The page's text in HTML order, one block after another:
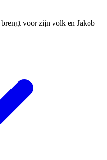
voor zijn volk en Jakob